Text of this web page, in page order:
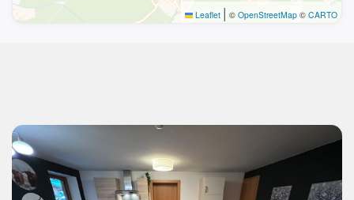
Leaflet | © OpenStreetMap © CARTO